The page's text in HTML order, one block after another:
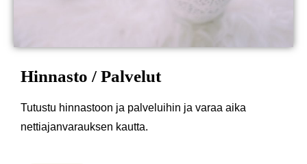
Hinnasto / Palvelut
Tutustu hinnastoon ja palveluihin ja varaa aika
nettiajanvarauksen kautta.